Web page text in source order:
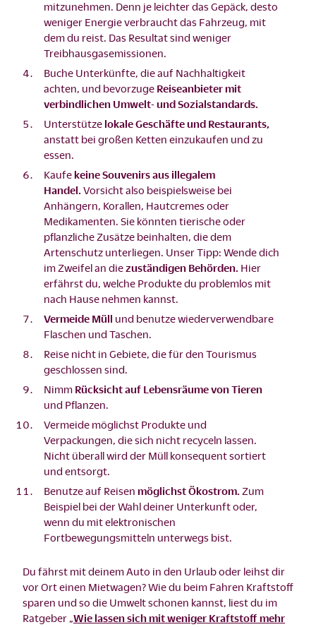
mitzunehmen. Denn je leichter das Gepäck, desto
weniger Energie verbraucht das Fahrzeug, mit
dem du reist. Das Resultat sind weniger
Treibhausgasemissionen.
Buche Unterkünfte, die auf Nachhaltigkeit
achten, und bevorzuge Reiseanbieter mit
verbindlichen Umwelt- und Sozialstandards.
Unterstütze lokale Geschäfte und Restaurants,
anstatt bei großen Ketten einzukaufen und zu
essen.
Kaufekeine Souvenirs aus illegalem
Handel. Vorsicht also beispielsweise bei
Anhängern, Korallen, Hautcremes oder
Medikamenten. Sie könnten tierische oder
pflanzliche Zusätze beinhalten, die dem
Artenschutz unterliegen. Unser Tipp: Wende dich
im Zweifel an diezuständigen Behörden. Hier
erfährst du, welche Produkte du problemlos mit
nach Hause nehmen kannst.
Vermeide Müll und benutze wiederverwendbare
Flaschen und Taschen.
Reise nicht in Gebiete, die für den Tourismus
geschlossen sind.
Nimm Rücksicht auf Lebensräume von Tieren
und Pflanzen.
Vermeide möglichst Produkte und
Verpackungen, die sich nicht recyceln lassen.
Nicht überall wird der Müll konsequent sortiert
und entsorgt.
Benutze auf Reisen möglichst Ökostrom. Zum
Beispiel bei der Wahl deiner Unterkunft oder,
wenn du mit elektronischen
Fortbewegungsmitteln unterwegs bist.
Du fährst mit deinem Auto in den Urlaub oder leihst dir
vor Ort einen Mietwagen? Wie du beim Fahren Kraftstoff
sparen und so die Umwelt schonen kannst, liest du im
Ratgeber „ Wie lassen sich mit weniger Kraftstoff mehr